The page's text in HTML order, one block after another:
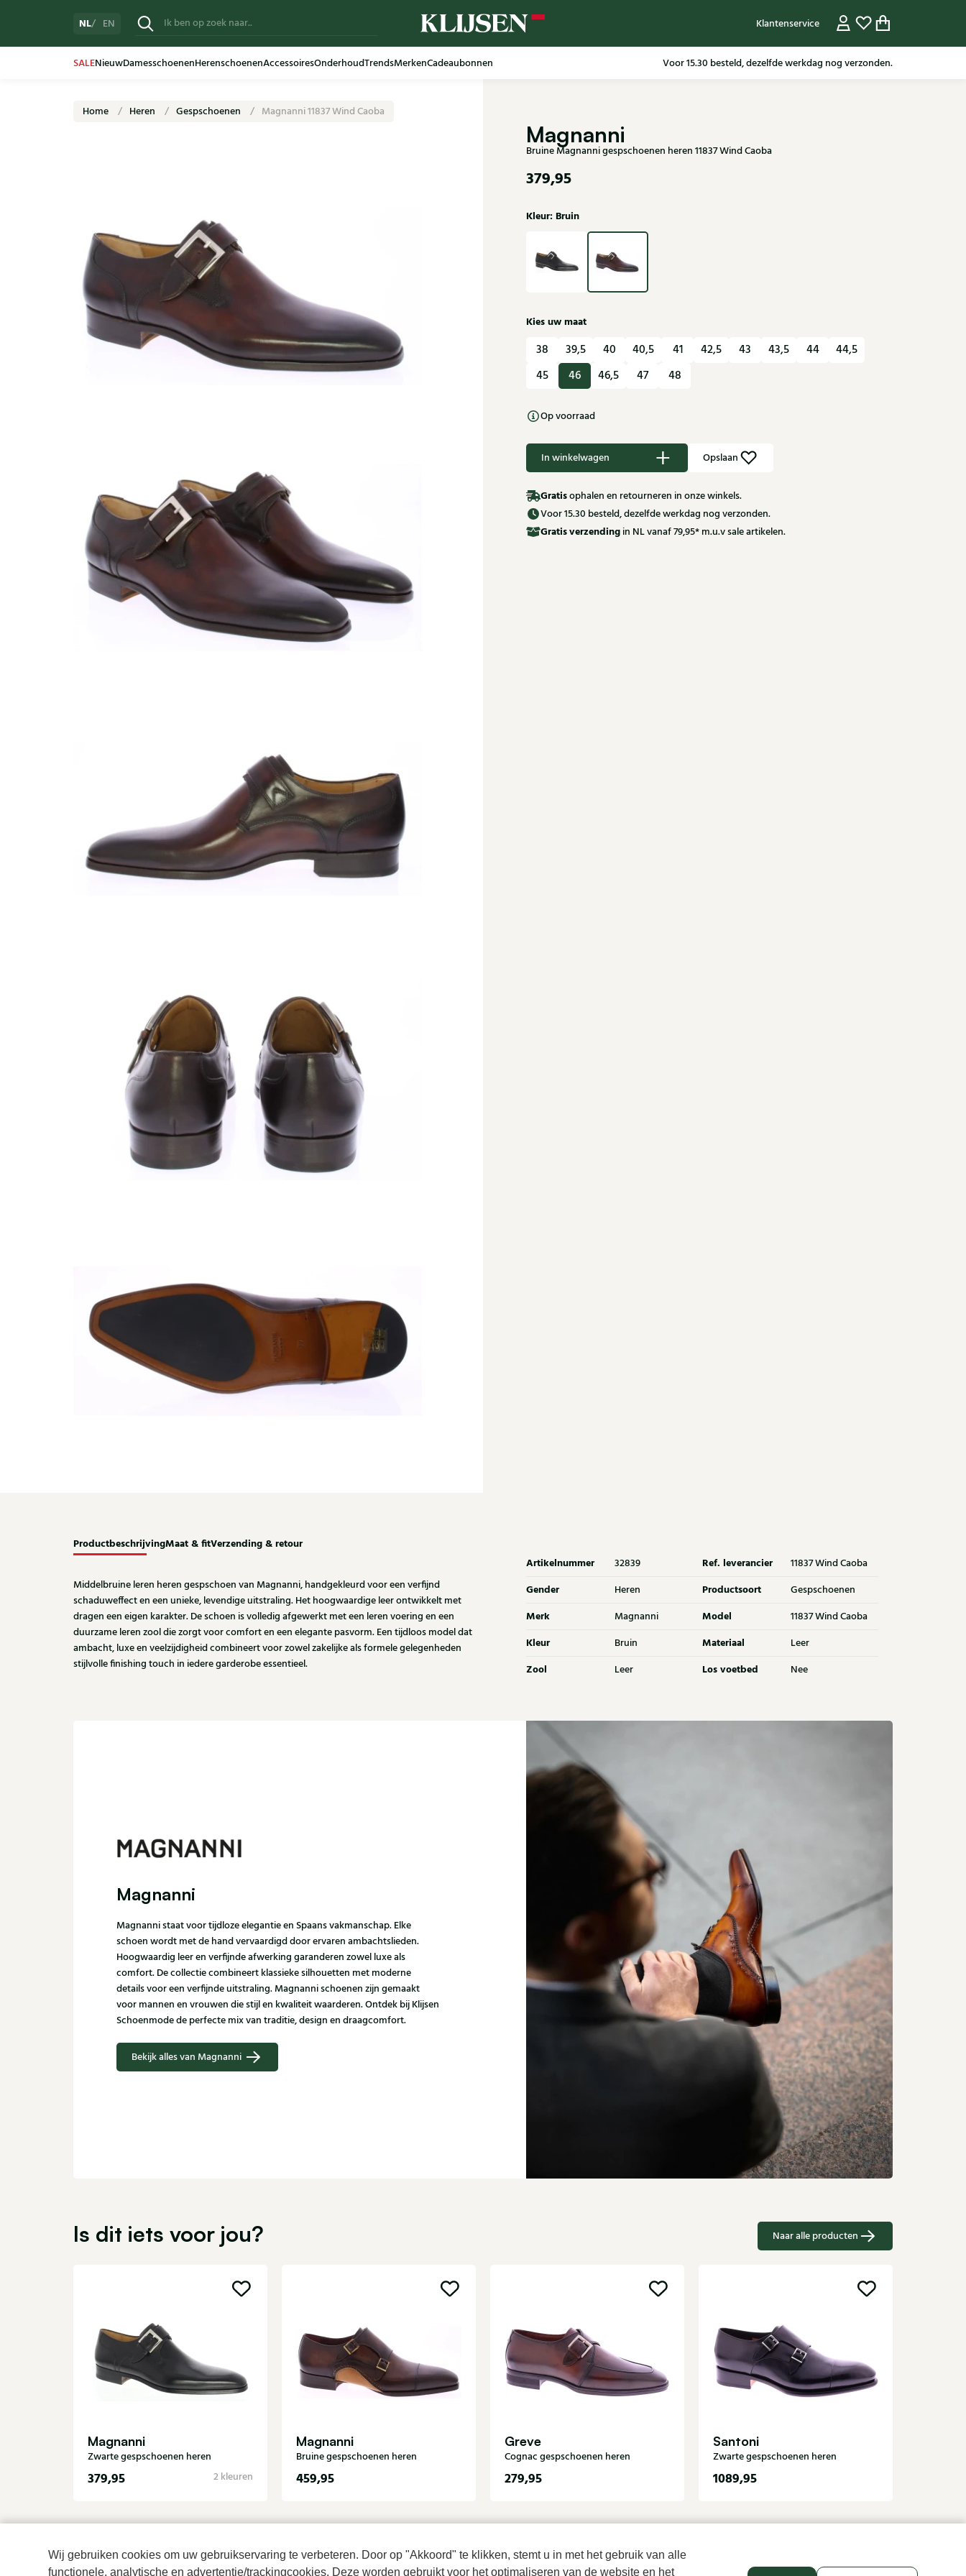
Wij gebruiken cookies om uw gebruikservaring te verbeteren. Door op "Akkoord" te klikken, stemt u in met het gebruik van alle
functionele, analytische en advertentie/trackingcookies. Deze worden gebruikt voor het optimaliseren van de website en het
NL EN Klantenservice
SALENieuwDamesschoenenHerenschoenenAccessoiresOnderhoudTrendsMerkenCadeaubonnen Gratis verzending in NL vanaf 79,95* m.u.v sale artikelen.
Home Heren Gespschoenen Magnanni 11837 Wind Caoba
Magnanni
Bruine Magnanni gespschoenen heren 11837 Wind Caoba
379,95
Kleur: Bruin
Kies uw maat
38 39,5 40 40,5 41 42,5 43 43,5 44
44,5
45
46 46,5 47 48
Op voorraad
In winkelwagen Opslaan
Gratisophalen en retourneren in onze winkels.
Voor 15.30 besteld, dezelfde werkdag nog verzonden.
Gratisverzending in NL vanaf 79,95* m.u.v sale artikelen.
ProductbeschrijvingMaat & fitVerzending & retour
Middelbruine leren heren gespschoen van Magnanni, handgekleurd voor een verfijnd
schaduweffect en een unieke, levendige uitstraling. Het hoogwaardige leer ontwikkelt met
dragen een eigen karakter. De schoen is volledig afgewerkt met een leren voering en een
duurzame leren zool die zorgt voor comfort en een elegante pasvorm. Een tijdloos model dat
ambacht, luxe en veelzijdigheid combineert voor zowel zakelijke als formele gelegenheden
stijlvolle finishing touch in iedere garderobe essentieel.
Artikelnummer 32839 Ref. leverancier 11837 Wind Caoba
Gender Heren Productsoort Gespschoenen
Merk Magnanni Model 11837 Wind Caoba
Kleur Bruin Materiaal Leer
Zool Leer Los voetbed Nee
Magnanni
Magnanni staat voor tijdloze elegantie en Spaans vakmanschap. Elke
schoen wordt met de hand vervaardigd door ervaren ambachtslieden.
Hoogwaardig leer en verfijnde afwerking garanderen zowel luxe als
comfort. De collectie combineert klassieke silhouetten met moderne
details voor een verfijnde uitstraling. Magnanni schoenen zijn gemaakt
voor mannen en vrouwen die stijl en kwaliteit waarderen. Ontdek bij Klijsen
Schoenmode de perfecte mix van traditie, design en draagcomfort.
Bekijk alles van Magnanni
Is dit iets voor jou? Naar alle producten
Magnanni
Zwarte gespschoenen heren
379,95 2 kleuren
Magnanni
Bruine gespschoenen heren
459,95
Greve
Cognac gespschoenen heren
279,95
Santoni
Zwarte gespschoenen heren
1089,95